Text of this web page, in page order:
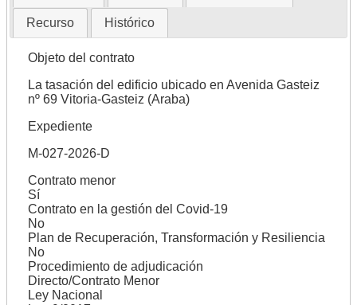
Recurso Histórico
Objeto del contrato
La tasación del edificio ubicado en Avenida Gasteiz
nº 69 Vitoria-Gasteiz (Araba)
Expediente
M-027-2026-D
Contrato menor
Sí
Contrato en la gestión del Covid-19
No
Plan de Recuperación, Transformación y Resiliencia
No
Procedimiento de adjudicación
Directo/Contrato Menor
Ley Nacional